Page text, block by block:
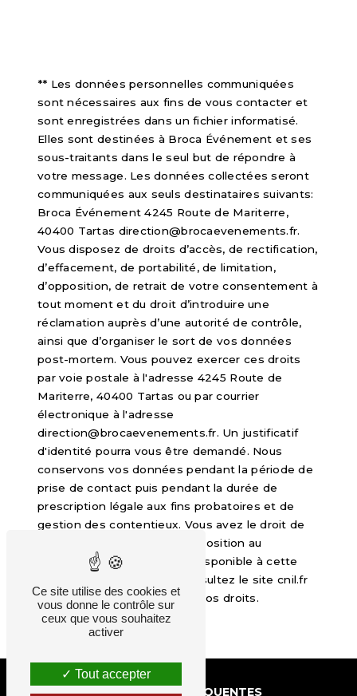
** Les données personnelles communiquées
sont nécessaires aux fins de vous contacter et
sont enregistrées dans un fichier informatisé.
Elles sont destinées à Broca Événement et ses
sous-traitants dans le seul but de répondre à
votre message. Les données collectées seront
communiquées aux seuls destinataires suivants:
Broca Événement 4245 Route de Mariterre,
40400 Tartas direction@brocaevenements.fr.
Vous disposez de droits d’accès, de rectification,
d’effacement, de portabilité, de limitation,
d’opposition, de retrait de votre consentement à
tout moment et du droit d’introduire une
réclamation auprès d’une autorité de contrôle,
ainsi que d’organiser le sort de vos données
post-mortem. Vous pouvez exercer ces droits
par voie postale à l'adresse 4245 Route de
Mariterre, 40400 Tartas ou par courrier
électronique à l'adresse
direction@brocaevenements.fr. Un justificatif
d'identité pourra vous être demandé. Nous
conservons vos données pendant la période de
prise de contact puis pendant la durée de
prescription légale aux fins probatoires et de
gestion des contentieux. Vous avez le droit de
vous inscrire sur la liste d'opposition au
démarchage téléphonique, disponible à cette
. Consultez le site cnil.fr
pour plus d’informations sur vos droits.
RECHERCHES FRÉQUENTES
Ce site utilise des cookies et
vous donne le contrôle sur
ceux que vous souhaitez
activer
Tout accepter